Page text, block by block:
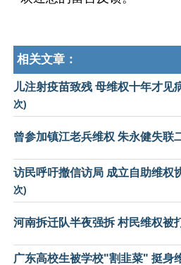
相关文章：
儿注射疫苗致残 母维权十年才见
次)
曾参加镇江老兵维权 朱永健失联
访民呼吁撤信访局 成立自助维权
次)
河南拆迁队半夜强拆 村民维权被
广东高校生被学校"割韭菜" 挺身